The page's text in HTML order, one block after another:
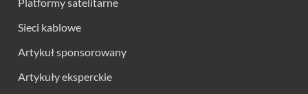
Sieci kablowe
Artykuł sponsorowany
Artykuły eksperckie